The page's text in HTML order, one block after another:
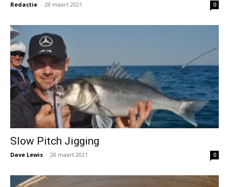
Redactie - 28 maart 2021 0
Slow Pitch Jigging
Dave Lewis - 28 maart 2021 0